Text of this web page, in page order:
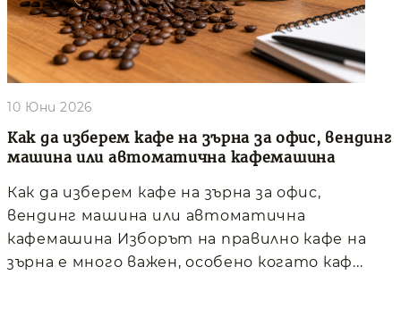
Как да изберем кафе на зърна за офис, вендинг
машина или автоматична кафемашина
10 Юни 2026
Как да изберем кафе на зърна за офис,
вендинг машина или автоматична
кафемашина Изборът на правилно кафе на
зърна е много важен, особено когато каф...